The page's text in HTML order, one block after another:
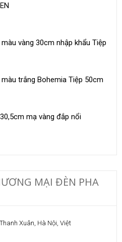
vàng 30cm nhập khẩu Tiệp
trắng Bohemia Tiệp 50cm
mạ vàng đắp nổi
MẠI ĐÈN PHA
Xuân, Hà Nội, Việt